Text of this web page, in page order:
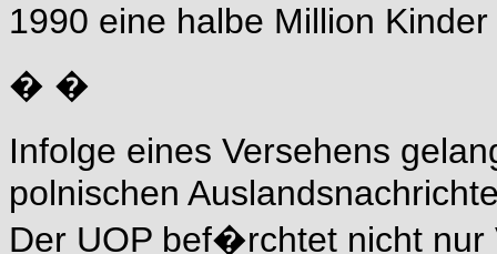
1990 eine halbe Million
� �
Infolge eines Versehens
polnischen
Der UOP bef�rchtet nicht nur